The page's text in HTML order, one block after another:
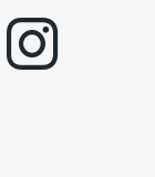
instagram